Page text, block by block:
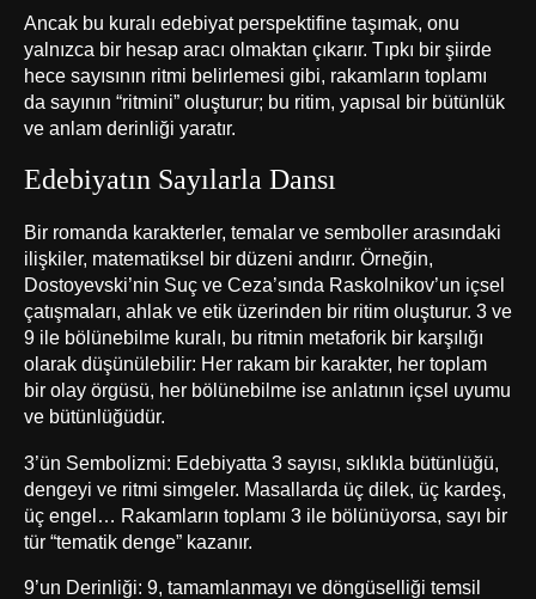
Ancak bu kuralı edebiyat perspektifine taşımak, onu
yalnızca bir hesap aracı olmaktan çıkarır. Tıpkı bir şiirde
hece sayısının ritmi belirlemesi gibi, rakamların toplamı
da sayının “ritmini” oluşturur; bu ritim, yapısal bir bütünlük
ve anlam derinliği yaratır.
Edebiyatın Sayılarla Dansı
Bir romanda karakterler, temalar ve semboller arasındaki
ilişkiler, matematiksel bir düzeni andırır. Örneğin,
Dostoyevski’nin Suç ve Ceza’sında Raskolnikov’un içsel
çatışmaları, ahlak ve etik üzerinden bir ritim oluşturur. 3 ve
9 ile bölünebilme kuralı, bu ritmin metaforik bir karşılığı
olarak düşünülebilir: Her rakam bir karakter, her toplam
bir olay örgüsü, her bölünebilme ise anlatının içsel uyumu
ve bütünlüğüdür.
3’ün Sembolizmi: Edebiyatta 3 sayısı, sıklıkla bütünlüğü,
dengeyi ve ritmi simgeler. Masallarda üç dilek, üç kardeş,
üç engel… Rakamların toplamı 3 ile bölünüyorsa, sayı bir
tür “tematik denge” kazanır.
9’un Derinliği: 9, tamamlanmayı ve döngüselliği temsil